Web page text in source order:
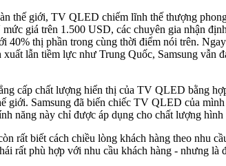
thế giới, TV QLED chiếm lĩnh thế thượng
giá trên 1.500 USD, các chuyên gia nhận
thị phần trong cùng thời điểm nói trên.
xuất lẫn tiềm lực như Trung Quốc, Samsung
cấp chất lượng hiển thị của TV QLED bằng
giới. Samsung đã biến chiếc TV QLED của
năng này chỉ được áp dụng cho chất lượng
rất biết cách chiều lòng khách hàng theo nhu
rất phù hợp với nhu cầu khách hàng - nhưng là